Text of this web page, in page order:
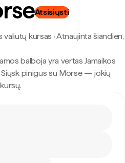
Atsisiųsti
valiutų kursas ·Atnaujinta šiandien,
balboja yra vertas Jamaikos
pinigus su Morse — jokių